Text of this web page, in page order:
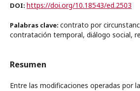
DOI: https://doi.org/10.18543/ed.2503
Palabras clave: contrato por
contratación temporal, diálogo social,
Resumen
Entre las modificaciones operadas por